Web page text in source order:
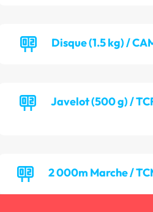
Disque (1.5 kg) /
Javelot (500 g) /
2 000m Marche /